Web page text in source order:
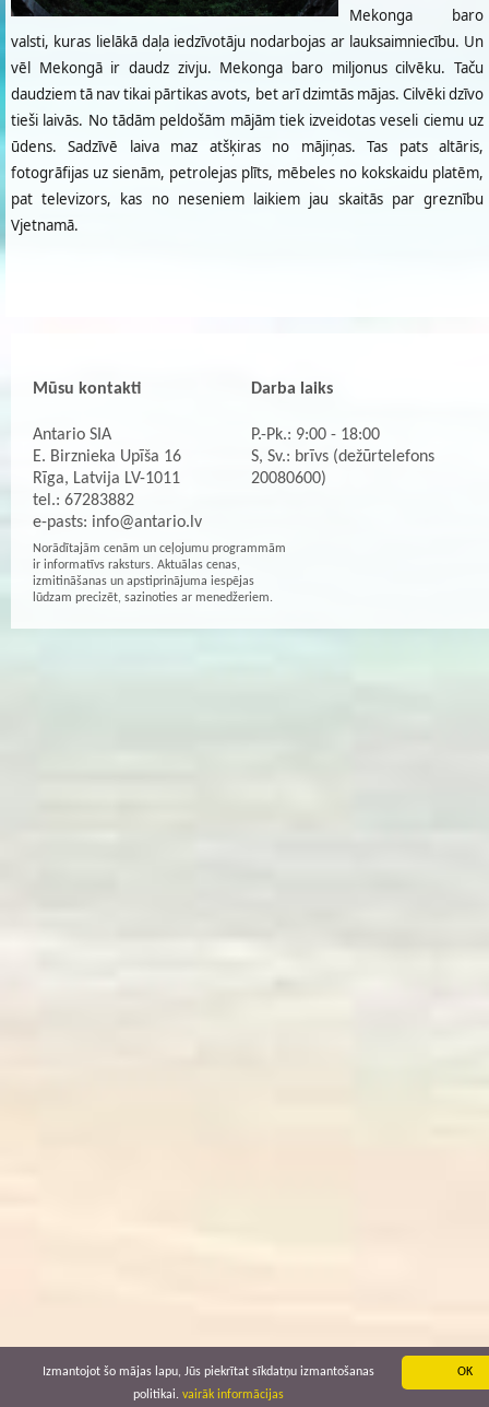
Mekonga baro
valsti, kuras lielākā daļa iedzīvotāju nodarbojas ar lauksaimniecību. Un
vēl Mekongā ir daudz zivju. Mekonga baro miljonus cilvēku. Taču
daudziem tā nav tikai pārtikas avots, bet arī dzimtās mājas. Cilvēki dzīvo
tieši laivās. No tādām peldošām mājām tiek izveidotas veseli ciemu uz
ūdens. Sadzīvē laiva maz atšķiras no mājiņas. Tas pats altāris,
fotogrāfijas uz sienām, petrolejas plīts, mēbeles no kokskaidu platēm,
pat televizors, kas no neseniem laikiem jau skaitās par greznību
Vjetnamā.
Mūsu kontakti
Antario SIA
E. Birznieka Upīša 16
Rīga, Latvija LV-1011
tel.: 67283882
e-pasts: info@antario.lv
Darba laiks
P.-Pk.: 9:00 - 18:00
S, Sv.: brīvs (dežūrtelefons
20080600)
Norādītajām cenām un ceļojumu programmām
ir informatīvs raksturs. Aktuālas cenas,
izmitināšanas un apstiprinājuma iespējas
lūdzam precizēt, sazinoties ar menedžeriem.
OK
Izmantojot šo mājas lapu, Jūs piekrītat sīkdatņu izmantošanas
politikai. vairāk informācijas